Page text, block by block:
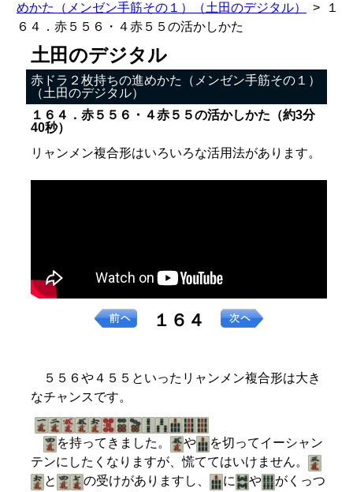
めかた（メンゼン手筋その１）（土田のデジタル）
１
６４．赤５５６・４赤５５の活かしかた
土田のデジタル
赤ドラ２枚持ちの進めかた（メンゼン手筋その１）
（土田のデジタル）
１６４．赤５５６・４赤５５の活かしかた（約3分
40秒）
リャンメン複合形はいろいろな活用法があります。
１６４
５５６や４５５といったリャンメン複合形は大き
なチャンスです。
を持ってきました。 や
を切ってイーシャン
テンにしたくなりますが、慌ててはいけません。
と
の受けがありますし、 に や
がくっつ